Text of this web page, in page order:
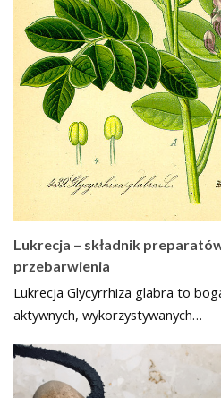
Lukrecja – składnik
przebarwienia
Lukrecja Glycyrrhiza glabra to
aktywnych, wykorzystywanych…